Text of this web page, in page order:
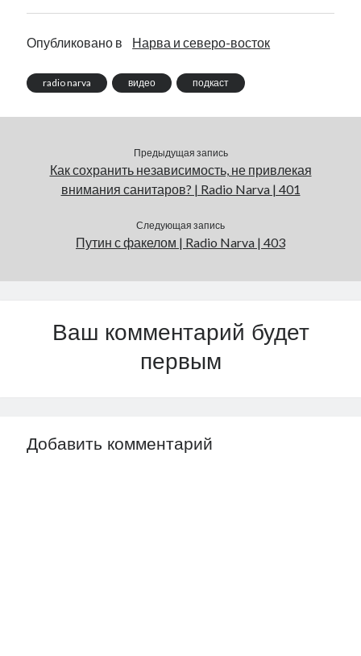
Опубликовано в Нарва и северо-восток
radio narva видео подкаст
Предыдущая запись
Как сохранить независимость, не привлекая
внимания санитаров? | Radio Narva | 401
Следующая запись
Путин с факелом | Radio Narva | 403
Ваш комментарий будет
первым
Добавить комментарий